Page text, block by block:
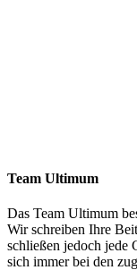
Team Ultimum
Das Team Ultimum
Wir schreiben Ihre
schließen jedoch jede
sich immer bei den